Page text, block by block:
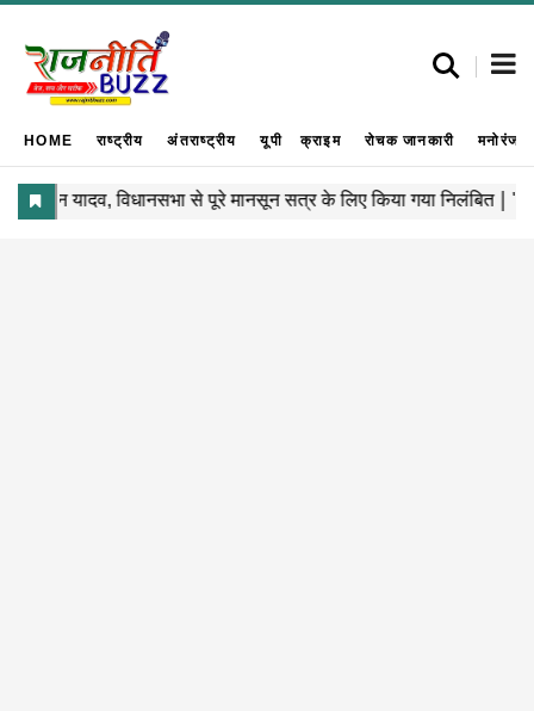
HOME राष्ट्रीय अंतराष्ट्रीय यूपी क्राइम रोचक जानकारी मनोरंजन